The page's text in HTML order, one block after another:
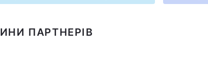
ПАРТНЕРІВ